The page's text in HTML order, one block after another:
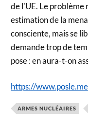
de l’UE. Le problème
estimation de la
consciente, mais se
demande trop de
pose : en aura-t-on
https://
ARMES NUCLÉAIRES